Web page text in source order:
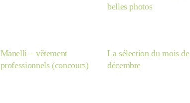
belles photos
Manelli – vêtement
professionnels (concours)
La sélection du mois de
décembre